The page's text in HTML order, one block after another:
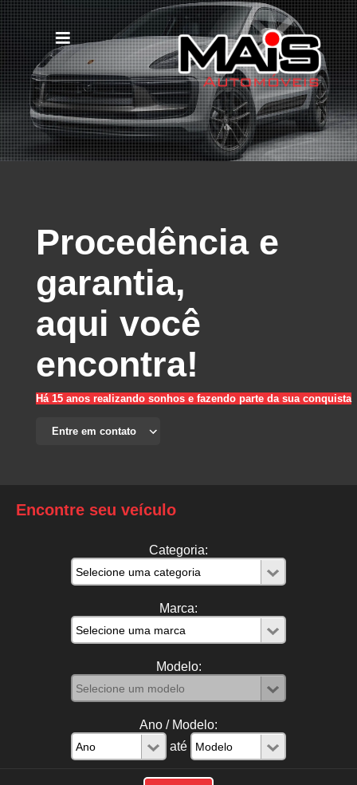
Procedência e
garantia,
aqui você
encontra!
Há 15 anos realizando sonhos e fazendo parte da sua conquista
Encontre seu veículo
Categoria:
Marca:
Modelo:
Ano / Modelo:
até